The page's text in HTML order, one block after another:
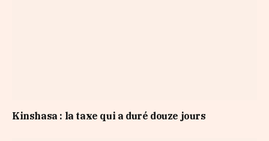
Kinshasa : la taxe qui a duré douze jours